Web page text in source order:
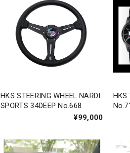
HKS STEERING WHEEL NARDI
SPORTS 34DEEP No.668
¥99,000
HKS